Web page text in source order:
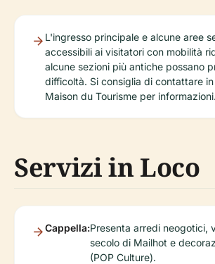
L'ingresso principale e alcune aree
accessibili ai visitatori con mobilità
alcune sezioni più antiche possano
difficoltà. Si consiglia di contattare
Maison du Tourisme per informazioni.
Servizi in Loco
Cappella:Presenta arredi neogotici,
secolo di Mailhot e
(POP Culture).